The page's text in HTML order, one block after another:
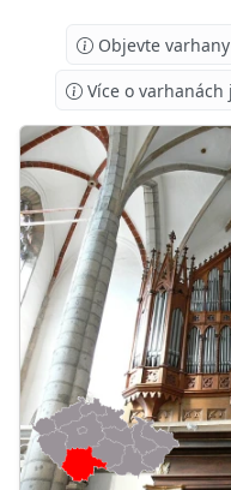
Objevte varhany
Více o